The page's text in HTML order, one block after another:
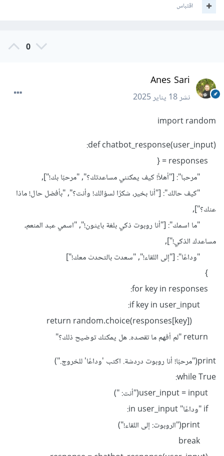
اقتباس
0
Anes Sari
نشر18 يناير 2025
import random
def chatbot_response(user_input):
"مرحبا": ["أهلاً! كيف يمكنني مساعدتك؟", "مرحبًا بك!"],
"كيف حالك": ["أنا بخير، شكرًا لسؤالك! وأنت؟", "بأفضل حال! ماذا
عنك؟"],
"ما اسمك": ["أنا روبوت ذكي بلغة بايثون!", "اسمي عبد المنعم،
مساعدك الذكي!"],
"وداعًا": ["إلى اللقاء!", "سعدت بالتحدث معك!"]
}
print("مرحبًا! أنا روبوت دردشة. اكتب 'وداعًا' للخروج.")
while True: